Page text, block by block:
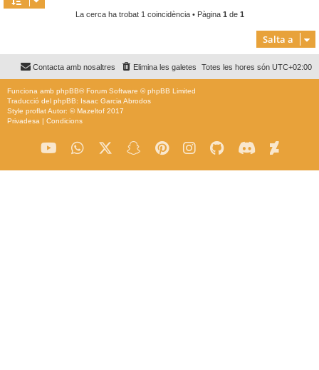
La cerca ha trobat 1 coincidència • Pàgina 1 de 1
Salta a
Totes les hores són UTC+02:00
Elimina les galetes
Contacta amb nosaltres
Funciona amb phpBB® Forum Software © phpBB Limited
Traducció del phpBB: Isaac Garcia Abrodos
Style proflatAutor: ©Mazeltof 2017
Privadesa | Condicions